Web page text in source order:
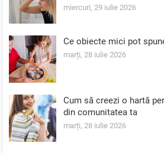
miercuri, 29 iulie 2026
Ce obiecte mici pot
marți, 28 iulie 2026
Cum să creezi o hartă
din comunitatea ta
marți, 28 iulie 2026